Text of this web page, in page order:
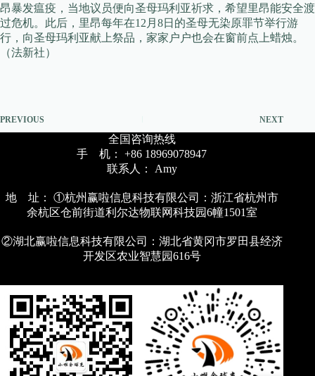
昂暴发瘟疫，当地议员便向圣母玛利亚祈求，希望里昂能安全渡
过危机。此后，里昂每年在12月8日的圣母无染原罪节举行游
行，向圣母玛利亚献上祭品，家家户户也会在窗前点上蜡烛。
（法新社）
PREVIOUS NEXT
全国咨询热线
手 机： +86 18969078947
联系人： Amy
地 址： ①杭州赢啦信息科技有限公司：浙江省杭州市
余杭区仓前街道利尔达物联网科技园6幢1501室
②湖北赢啦信息科技有限公司：湖北省黄冈市罗田县经济
开发区农业智慧园616号